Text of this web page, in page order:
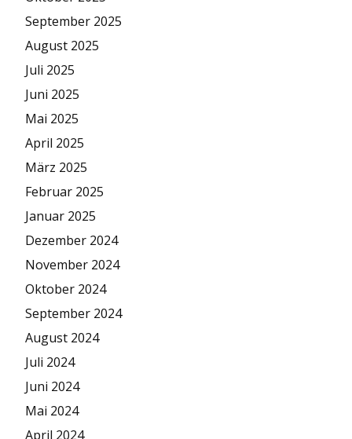
September 2025
August 2025
Juli 2025
Juni 2025
Mai 2025
April 2025
März 2025
Februar 2025
Januar 2025
Dezember 2024
November 2024
Oktober 2024
September 2024
August 2024
Juli 2024
Juni 2024
Mai 2024
April 2024